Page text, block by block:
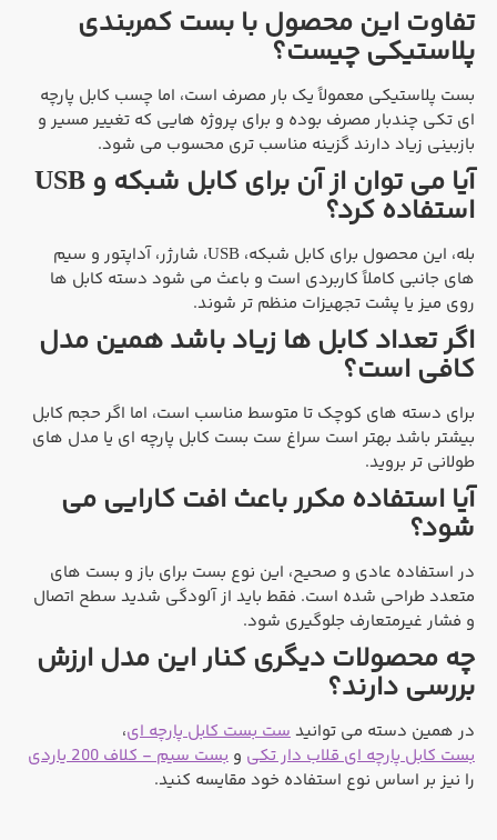
تفاوت این محصول با بست کمربندی
پلاستیکی چیست؟
بست پلاستیکی معمولاً یک بار مصرف است، اما چسب کابل پارچه
ای تکی چندبار مصرف بوده و برای پروژه هایی که تغییر مسیر و
بازبینی زیاد دارند گزینه مناسب تری محسوب می شود.
آیا می توان از آن برای کابل شبکه و USB
استفاده کرد؟
بله، این محصول برای کابل شبکه، USB، شارژر، آداپتور و سیم
های جانبی کاملاً کاربردی است و باعث می شود دسته کابل ها
روی میز یا پشت تجهیزات منظم تر شوند.
اگر تعداد کابل ها زیاد باشد همین مدل
کافی است؟
برای دسته های کوچک تا متوسط مناسب است، اما اگر حجم کابل
بیشتر باشد بهتر است سراغ ست بست کابل پارچه ای یا مدل های
طولانی تر بروید.
آیا استفاده مکرر باعث افت کارایی می
شود؟
در استفاده عادی و صحیح، این نوع بست برای باز و بست های
متعدد طراحی شده است. فقط باید از آلودگی شدید سطح اتصال
و فشار غیرمتعارف جلوگیری شود.
چه محصولات دیگری کنار این مدل ارزش
بررسی دارند؟
در همین دسته می توانیدست بست کابل پارچه ای،
بست کابل پارچه ای قلاب دار تکی و بست سیم - کلاف 200 یاردی
را نیز بر اساس نوع استفاده خود مقایسه کنید.